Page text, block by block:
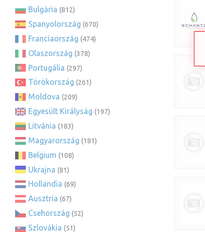
Bulgária (812)
Spanyolország (670)
Franciaország (474)
Olaszország (378)
Portugália (297)
Törökország (261)
Moldova (209)
Egyesült Királyság (197)
Litvánia (183)
Magyarország (181)
Belgium (108)
Ukrajna (81)
Hollandia (69)
Ausztria (67)
Csehország (52)
Szlovákia (51)